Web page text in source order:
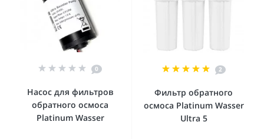
0
Насос для фильтров
обратного осмоса
Platinum Wasser
2
Фильтр обратного
осмоса Platinum Wasser
Ultra 5